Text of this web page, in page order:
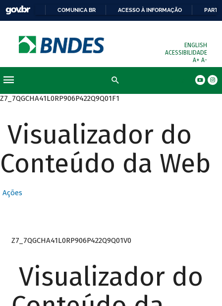
COMUNICA BR ACESSO À INFORMAÇÃO
ENGLISH
ACESSIBILIDADE
A+ A-
Z7_7QGCHA41L0RP906P422Q9Q01F1
Visualizador do
Conteúdo da Web
Ações
Z7_7QGCHA41L0RP906P422Q9Q01V0
Visualizador do